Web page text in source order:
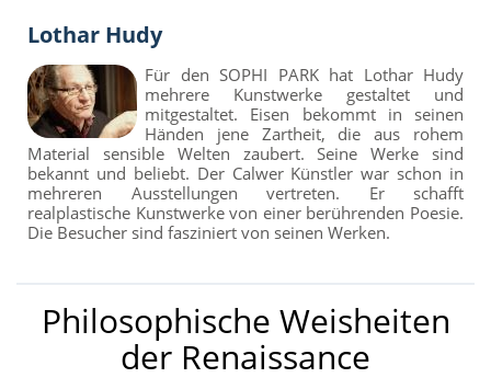
Lothar Hudy
Für den SOPHI PARK hat Lothar Hudy
mehrere Kunstwerke gestaltet und
mitgestaltet. Eisen bekommt in seinen
Händen jene Zartheit, die aus rohem
Material sensible Welten zaubert. Seine Werke sind
bekannt und beliebt. Der Calwer Künstler war schon in
mehreren Ausstellungen vertreten. Er schafft
realplastische Kunstwerke von einer berührenden Poesie.
Die Besucher sind fasziniert von seinen Werken.
Philosophische Weisheiten
der Renaissance